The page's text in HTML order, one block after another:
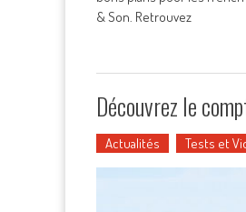
& Son. Retrouvez
Découvrez le
Actualités Tests et